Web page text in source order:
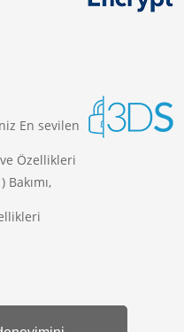
En sevilen
Özellikleri